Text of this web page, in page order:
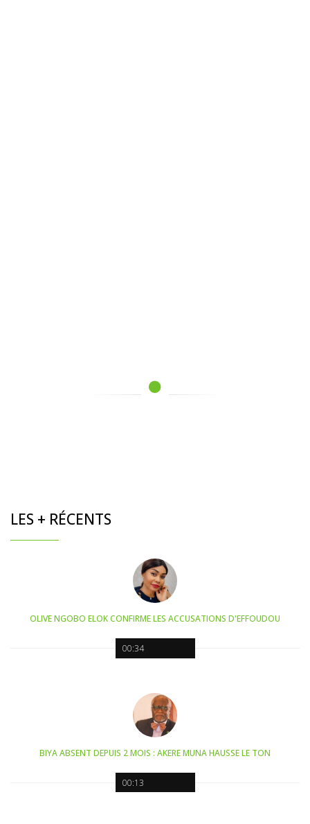
LES + RÉCENTS
00:34
OLIVE NGOBO ELOK CONFIRME LES ACCUSATIONS D'EFFOUDOU
00:13
BIYA ABSENT DEPUIS 2 MOIS : AKERE MUNA HAUSSE LE TON